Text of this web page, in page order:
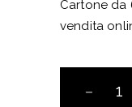
Cartone da
vendita
Sauvignon